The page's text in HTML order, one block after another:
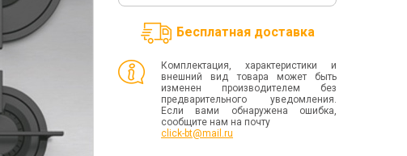
Бесплатная доставка
Комплектация, характеристики и
внешний вид товара может быть
изменен производителем без
предварительного уведомления.
Если вами обнаружена ошибка,
сообщите нам на почту
click-bt@mail.ru